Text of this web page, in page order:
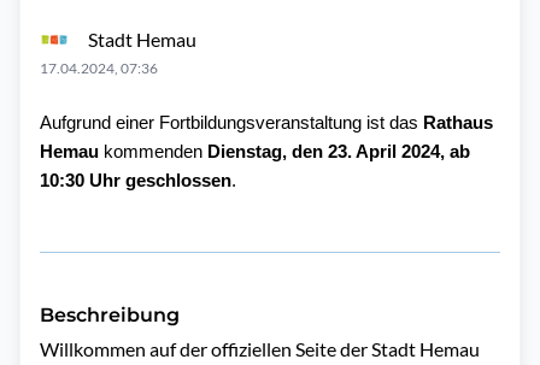
Stadt Hemau
17.04.2024, 07:36
Aufgrund einer Fortbildungsveranstaltung ist das Rathaus
Hemau kommenden Dienstag, den 23. April 2024, ab
10:30 Uhr geschlossen.
Beschreibung
Willkommen auf der offiziellen Seite der Stadt Hemau